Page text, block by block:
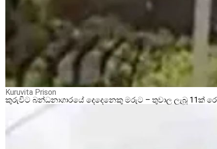
Kuruvita Prison
කුරුවිට බන්ධනාගාරයේ දෙදෙනෙකු මරුට – තුවාල ලැබූ 11ක්